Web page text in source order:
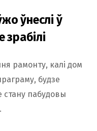
ўнеслі ў
зрабілі
рамонту, калі дом
будзе
стану пабудовы